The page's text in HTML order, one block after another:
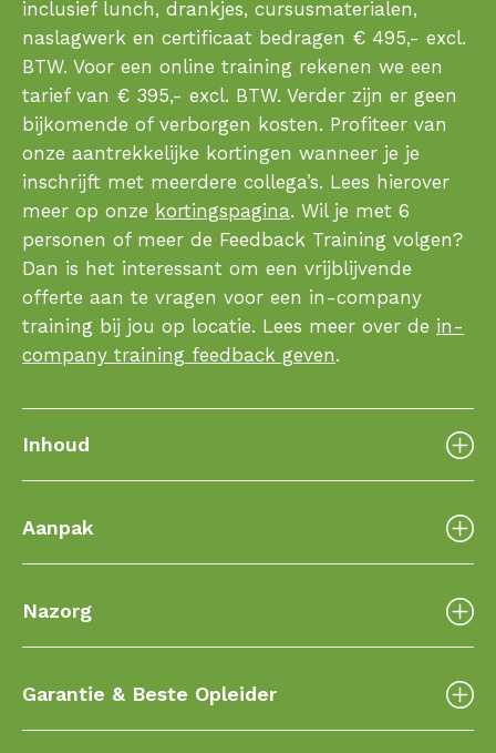
inclusief lunch, drankjes, cursusmaterialen,
naslagwerk en certificaat bedragen € 495,- excl.
BTW. Voor een online training rekenen we een
tarief van € 395,- excl. BTW. Verder zijn er geen
bijkomende of verborgen kosten. Profiteer van
onze aantrekkelijke kortingen wanneer je je
inschrijft met meerdere collega’s. Lees hierover
meer op onze kortingspagina. Wil je met 6
personen of meer de Feedback Training volgen?
Dan is het interessant om een vrijblijvende
offerte aan te vragen voor een in-company
training bij jou op locatie. Lees meer over de in-
company training feedback geven.
Inhoud
Aanpak
Nazorg
Garantie & Beste Opleider